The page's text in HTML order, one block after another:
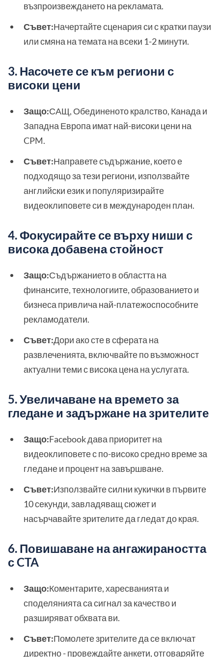
възпроизвеждането на рекламата.
Съвет:Начертайте сценария си с кратки паузи
или смяна на темата на всеки 1-2 минути.
3. Насочете се към региони с
високи цени
Защо:САЩ, Обединеното кралство, Канада и
Западна Европа имат най-високи цени на
CPM.
Съвет:Направете съдържание, което е
подходящо за тези региони, използвайте
английски език и популяризирайте
видеоклиповете си в международен план.
4. Фокусирайте се върху ниши с
висока добавена стойност
Защо:Съдържанието в областта на
финансите, технологиите, образованието и
бизнеса привлича най-платежоспособните
рекламодатели.
Съвет:Дори ако сте в сферата на
развлеченията, включвайте по възможност
актуални теми с висока цена на услугата.
5. Увеличаване на времето за
гледане и задържане на зрителите
Защо:Facebook дава приоритет на
видеоклиповете с по-високо средно време за
гледане и процент на завършване.
Съвет:Използвайте силни кукички в първите
10 секунди, завладяващ сюжет и
насърчавайте зрителите да гледат до края.
6. Повишаване на ангажираността
с CTA
Защо:Коментарите, харесванията и
споделянията са сигнал за качество и
разширяват обхвата ви.
Съвет:Помолете зрителите да се включат
директно - провеждайте анкети, отговаряйте